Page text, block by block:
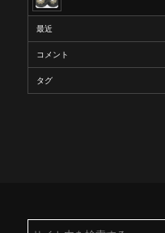
最近
コメント
タグ